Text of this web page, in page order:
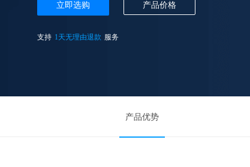
立即选购 产品价格
支持 1天无理由退款 服务
产品优势